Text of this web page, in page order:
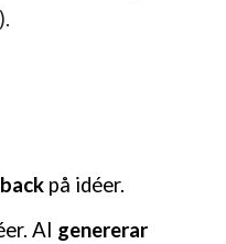
på idéer.
AI genererar